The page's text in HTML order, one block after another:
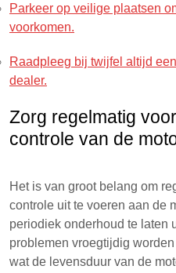
Parkeer op veilige plaatsen
voorkomen.
Raadpleeg bij twijfel altijd
dealer.
Zorg regelmatig
controle van de
Het is van groot belang om
controle uit te voeren aan de
periodiek onderhoud te laten
problemen vroegtijdig
wat de levensduur van de